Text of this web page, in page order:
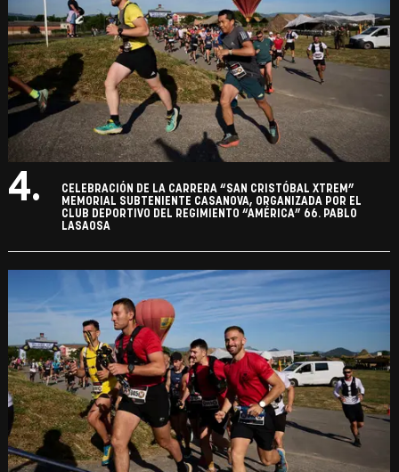
4.
CELEBRACIÓN DE LA CARRERA “SAN CRISTÓBAL XTREM”
MEMORIAL SUBTENIENTE CASANOVA, ORGANIZADA POR EL
CLUB DEPORTIVO DEL REGIMIENTO “AMÉRICA” 66. PABLO
LASAOSA